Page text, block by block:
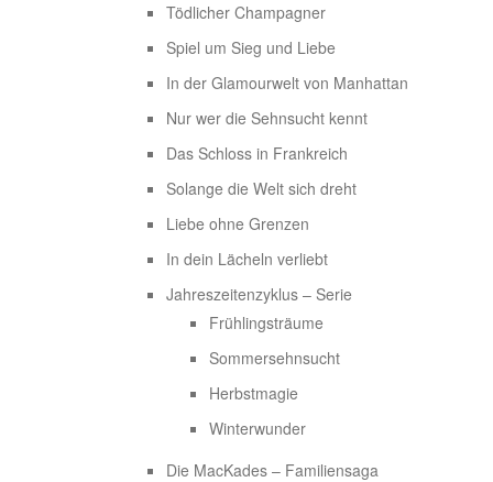
Tödlicher Champagner
Spiel um Sieg und Liebe
In der Glamourwelt von Manhattan
Nur wer die Sehnsucht kennt
Das Schloss in Frankreich
Solange die Welt sich dreht
Liebe ohne Grenzen
In dein Lächeln verliebt
Jahreszeitenzyklus – Serie
Frühlingsträume
Sommersehnsucht
Herbstmagie
Winterwunder
Die MacKades – Familiensaga